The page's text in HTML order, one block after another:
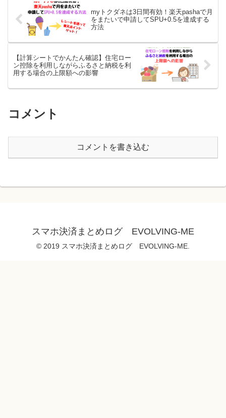
myトクダネは3日間有効！楽天pashaで月
をまたいで申請してSPU+0.5を達成する
方法
【計算シートでかんたん確認】住宅ロー
ン控除を利用しながらふるさと納税を利
用する場合の上限額への影響
コメント
コメントを書き込む
スマホ決済まとめログ EVOLVING-ME
© 2019 スマホ決済まとめログ EVOLVING-ME.